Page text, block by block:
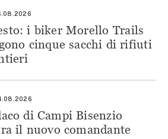
i biker Morello Trails
cinque sacchi di rifiuti
di Campi Bisenzio
il nuovo comandante